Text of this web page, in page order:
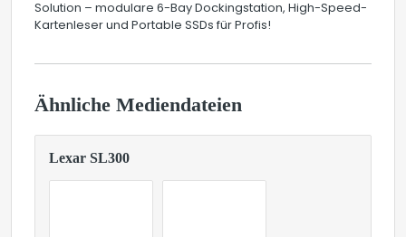
Solution – modulare 6-Bay Dockingstation, High-Speed-
Kartenleser und Portable SSDs für Profis!
Ähnliche Mediendateien
Lexar SL300